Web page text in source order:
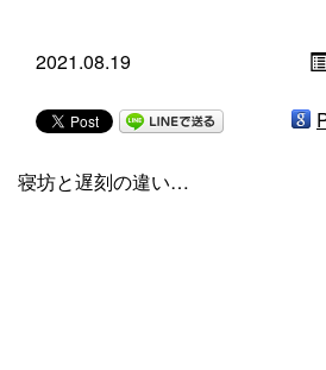
2021.08.19
寝坊と遅刻の違い…